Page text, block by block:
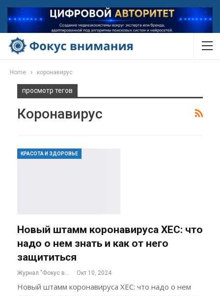
Home коронавирус
просмотр тегов
Коронавирус
КРАСОТА И ЗДОРОВЬЕ
Новый штамм коронавируса ХЕС: что
надо о нем знать и как от него
защититься
Журнал "Фокус внимания" Окт 10, 2024
Новый штамм коронавируса ХЕС: что надо о нем